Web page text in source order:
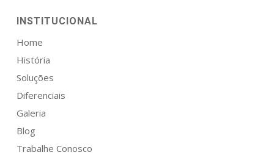
INSTITUCIONAL
Home
História
Soluções
Diferenciais
Galeria
Blog
Trabalhe Conosco